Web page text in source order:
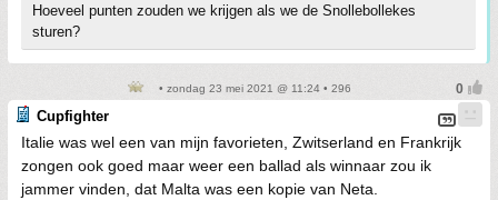
Hoeveel punten zouden we krijgen als we de Snollebollekes
sturen?
• zondag 23 mei 2021 @ 11:24 • 296
Cupfighter
Italie was wel een van mijn favorieten, Zwitserland en Frankrijk
zongen ook goed maar weer een ballad als winnaar zou ik
jammer vinden, dat Malta was een kopie van Neta.